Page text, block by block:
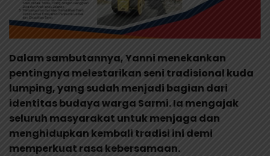
Dalam sambutannya, Yanni menekankan
pentingnya melestarikan seni tradisional kuda
lumping, yang sudah menjadi bagian dari
identitas budaya warga Sarmi. Ia mengajak
seluruh masyarakat untuk menjaga dan
menghidupkan kembali tradisi ini demi
memperkuat rasa kebersamaan.